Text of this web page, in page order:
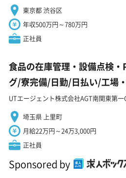
東京都 渋谷区
年収500万円～780万円
正社員
食品の在庫管理・設備点検
グ/寮完備/日勤/日払い/工場
UTエージェント株式会社AGT南関東第一
埼玉県 上里町
月給22万円～24万3,000円
正社員
Sponsored by